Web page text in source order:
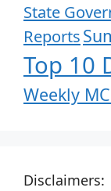
State
Reports
Top 10
Weekly